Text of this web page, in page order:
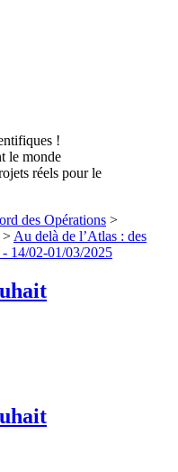
!
le monde
réels pour le
des Opérations >
> Au delà de l’Atlas : des
- 14/02-01/03/2025